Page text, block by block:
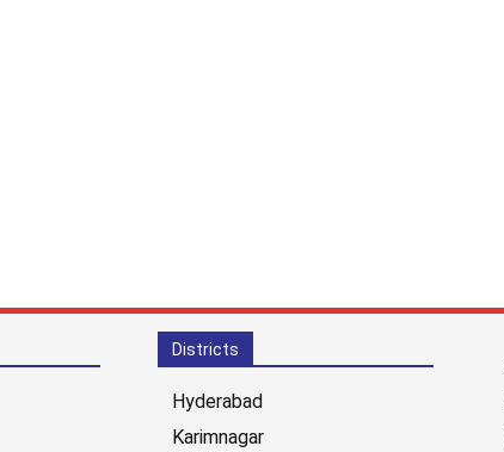
Districts
Hyderabad
Karimnagar